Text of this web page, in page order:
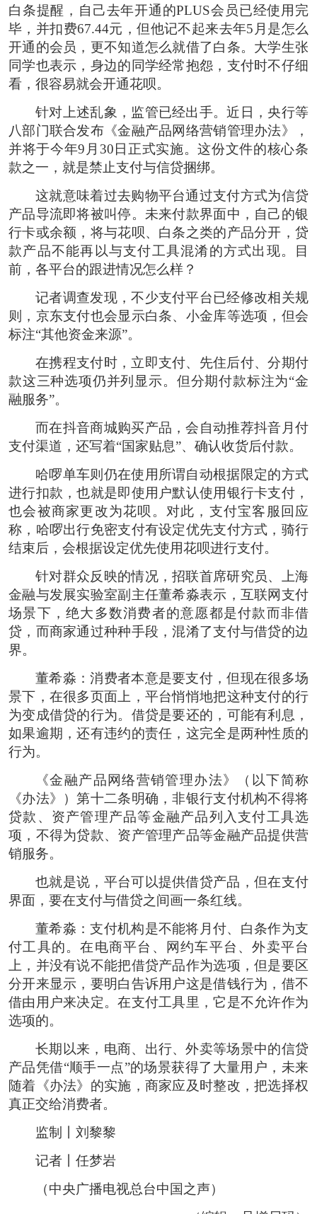
白条提醒，自己去年开通的PLUS会员已经使用完
毕，并扣费67.44元，但他记不起来去年5月是怎么
开通的会员，更不知道怎么就借了白条。大学生张
同学也表示，身边的同学经常抱怨，支付时不仔细
看，很容易就会开通花呗。
针对上述乱象，监管已经出手。近日，央行等
八部门联合发布《金融产品网络营销管理办法》，
并将于今年9月30日正式实施。这份文件的核心条
款之一，就是禁止支付与信贷捆绑。
这就意味着过去购物平台通过支付方式为信贷
产品导流即将被叫停。未来付款界面中，自己的银
行卡或余额，将与花呗、白条之类的产品分开，贷
款产品不能再以与支付工具混淆的方式出现。目
前，各平台的跟进情况怎么样？
记者调查发现，不少支付平台已经修改相关规
则，京东支付也会显示白条、小金库等选项，但会
标注“其他资金来源”。
在携程支付时，立即支付、先住后付、分期付
款这三种选项仍并列显示。但分期付款标注为“金
融服务”。
而在抖音商城购买产品，会自动推荐抖音月付
支付渠道，还写着“国家贴息”、确认收货后付款。
哈啰单车则仍在使用所谓自动根据限定的方式
进行扣款，也就是即使用户默认使用银行卡支付，
也会被商家更改为花呗。对此，支付宝客服回应
称，哈啰出行免密支付有设定优先支付方式，骑行
结束后，会根据设定优先使用花呗进行支付。
针对群众反映的情况，招联首席研究员、上海
金融与发展实验室副主任董希淼表示，互联网支付
场景下，绝大多数消费者的意愿都是付款而非借
贷，而商家通过种种手段，混淆了支付与借贷的边
界。
董希淼：消费者本意是要支付，但现在很多场
景下，在很多页面上，平台悄悄地把这种支付的行
为变成借贷的行为。借贷是要还的，可能有利息，
如果逾期，还有违约的责任，这完全是两种性质的
行为。
《金融产品网络营销管理办法》（以下简称
《办法》）第十二条明确，非银行支付机构不得将
贷款、资产管理产品等金融产品列入支付工具选
项，不得为贷款、资产管理产品等金融产品提供营
销服务。
也就是说，平台可以提供借贷产品，但在支付
界面，要在支付与借贷之间画一条红线。
董希淼：支付机构是不能将月付、白条作为支
付工具的。在电商平台、网约车平台、外卖平台
上，并没有说不能把借贷产品作为选项，但是要区
分开来显示，要明白告诉用户这是借钱行为，借不
借由用户来决定。在支付工具里，它是不允许作为
选项的。
长期以来，电商、出行、外卖等场景中的信贷
产品凭借“顺手一点”的场景获得了大量用户，未来
随着《办法》的实施，商家应及时整改，把选择权
真正交给消费者。
监制丨刘黎黎
记者丨任梦岩
（中央广播电视总台中国之声）